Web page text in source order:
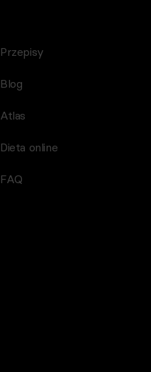
Przepisy
Blog
Atlas
Dieta online
FAQ